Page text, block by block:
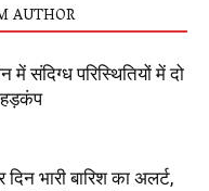
AUTHOR
संदिग्ध परिस्थितियों में दो
भारी बारिश का अलर्ट,